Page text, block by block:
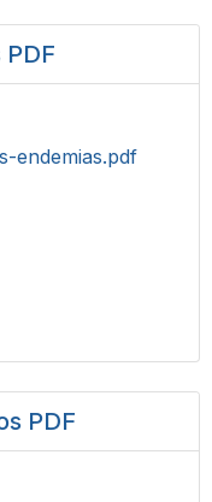
endemias.pdf
PDF